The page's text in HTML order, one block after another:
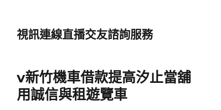
視訊連線直播交友諮詢服務
v新竹機車借款提高汐止當舖
用誠信與租遊覽車